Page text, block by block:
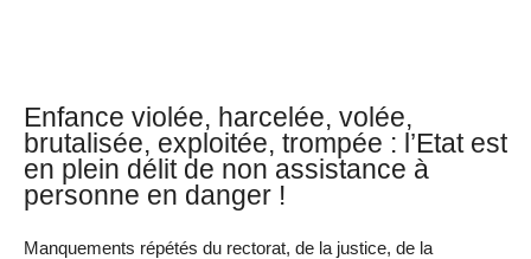
Enfance violée, harcelée, volée,
brutalisée, exploitée, trompée : l’Etat est
en plein délit de non assistance à
personne en danger !
Manquements répétés du rectorat, de la justice, de la